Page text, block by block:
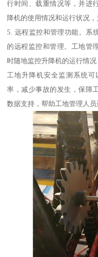
行时间、载重情况等，并进
降机的使用情况和运行状况
5. 远程监控和管理功能。系
的远程监控和管理。工地管
时随地监控升降机的运行情况
工地升降机安全监测系统
率，减少事故的发生，保障
数据支持，帮助工地管理人员